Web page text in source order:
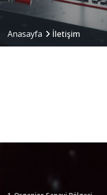
Yetkinlikler
Sektörler
Anasayfa İletişim